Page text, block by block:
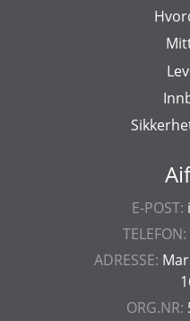
E-POST:
TELEFON:
ADRESSE:
ORG.NR: